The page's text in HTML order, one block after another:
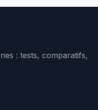
: tests, comparatifs,